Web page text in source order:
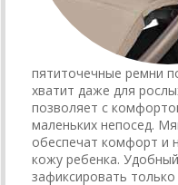
пятиточечные ремни
хватит даже для
позволяет с
маленьких непосед.
обеспечат комфорт и
кожу ребенка.
зафиксировать